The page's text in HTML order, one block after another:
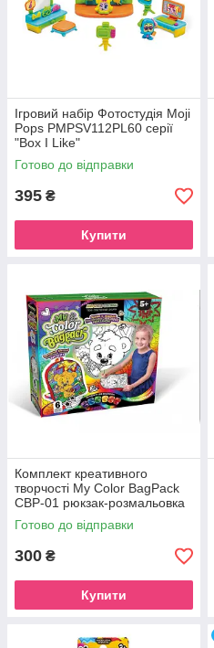
Ігровий набір Фотостудія Moji
Pops PMPSV112PL60 серії
"Box I Like"
Готово до відправки
395 ₴
Купити
Комплект креативного
творчості My Color BagPack
CBP-01 рюкзак-розмальовка
Ведмедик
Готово до відправки
300 ₴
Купити